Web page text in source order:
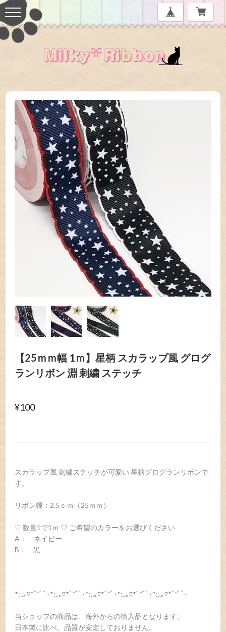
【25ｍｍ幅 1ｍ】星柄 スカラップ風 グログ
ランリボン 淵 刺繍 ステッチ
¥100
スカラップ風 刺繍ステッチが可愛い 星柄グログランリボンで
す。
リボン幅：2.5ｃｍ（25ｍｍ）
♡ 数量1で1ｍ ♡ ご希望のカラーをお選びください
A： ネイビー
B： 黒
*:..｡♡*ﾟ¨ﾟﾟ･*:..｡♡*ﾟ¨ﾟﾟ･*:..｡♡*ﾟ¨ﾟ･*:..｡♡*ﾟ¨ﾟﾟ･*:..｡♡*ﾟ¨ﾟﾟ･
当ショップの商品は、海外からの輸入品となります。
日本製に比べ、品質が安定しておりません。